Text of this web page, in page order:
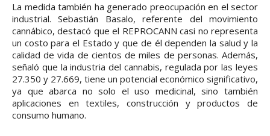
La medida también ha generado preocupación en el sector
industrial. Sebastián Basalo, referente del movimiento
cannábico, destacó que el REPROCANN casi no representa
un costo para el Estado y que de él dependen la salud y la
calidad de vida de cientos de miles de personas. Además,
señaló que la industria del cannabis, regulada por las leyes
27.350 y 27.669, tiene un potencial económico significativo,
ya que abarca no solo el uso medicinal, sino también
aplicaciones en textiles, construcción y productos de
consumo humano.